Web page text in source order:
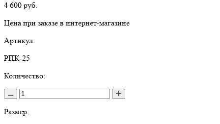
4 600 руб.
Цена при заказе в интернет-магазине
Артикул:
РПК-25
Количество:
Размер: